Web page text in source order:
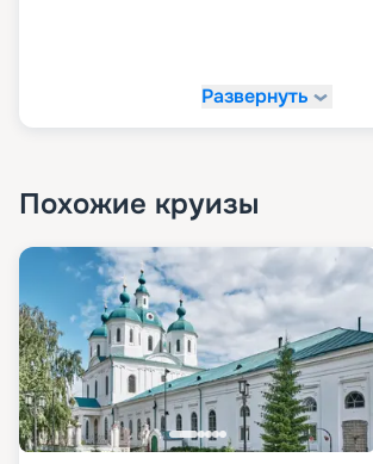
Развернуть
Похожие круизы